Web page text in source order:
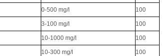
0-500 mg/l 100
3-100 mg/l 100
10-1000 mg/l 100
10-300 mg/l 100